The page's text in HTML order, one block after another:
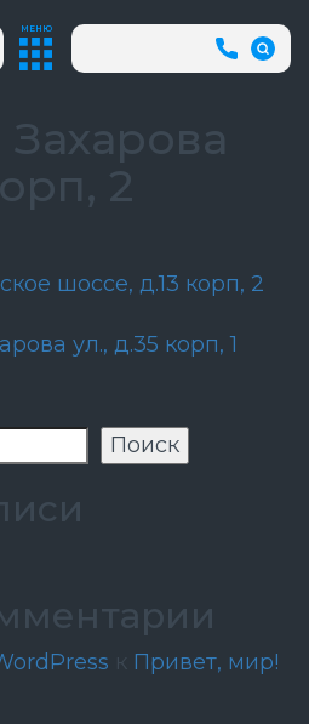
МЕНЮ
+7
(812)
2
шоссе, д.13 корп, 2
ул., д.35 корп, 1
Поиск
к Привет, мир!